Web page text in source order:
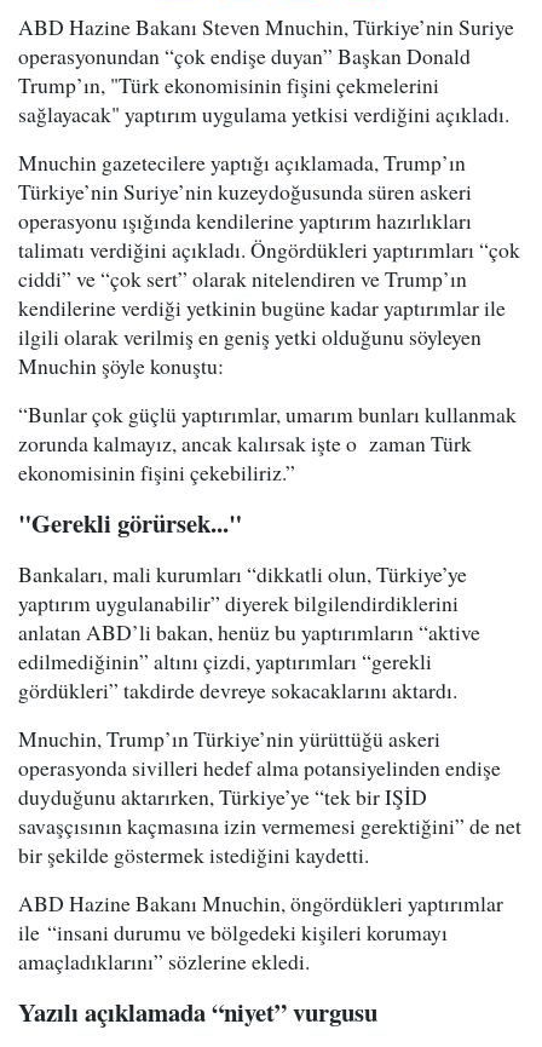
ABD Hazine Bakanı Steven Mnuchin, Türkiye’nin Suriye
operasyonundan “çok endişe duyan” Başkan Donald
Trump’ın, "Türk ekonomisinin fişini çekmelerini
sağlayacak" yaptırım uygulama yetkisi verdiğini açıkladı.
Mnuchin gazetecilere yaptığı açıklamada, Trump’ın
Türkiye’nin Suriye’nin kuzeydoğusunda süren askeri
operasyonu ışığında kendilerine yaptırım hazırlıkları
talimatı verdiğini açıkladı. Öngördükleri yaptırımları “çok
ciddi” ve “çok sert” olarak nitelendiren ve Trump’ın
kendilerine verdiği yetkinin bugüne kadar yaptırımlar ile
ilgili olarak verilmiş en geniş yetki olduğunu söyleyen
Mnuchin şöyle konuştu:
“Bunlar çok güçlü yaptırımlar, umarım bunları kullanmak
zorunda kalmayız, ancak kalırsak işte o zaman Türk
ekonomisinin fişini çekebiliriz.”
"Gerekli görürsek..."
Bankaları, mali kurumları “dikkatli olun, Türkiye’ye
yaptırım uygulanabilir” diyerek bilgilendirdiklerini
anlatan ABD’li bakan, henüz bu yaptırımların “aktive
edilmediğinin” altını çizdi, yaptırımları “gerekli
gördükleri” takdirde devreye sokacaklarını aktardı.
Mnuchin, Trump’ın Türkiye’nin yürüttüğü askeri
operasyonda sivilleri hedef alma potansiyelinden endişe
duyduğunu aktarırken, Türkiye’ye “tek bir IŞİD
savaşçısının kaçmasına izin vermemesi gerektiğini” de net
bir şekilde göstermek istediğini kaydetti.
ABD Hazine Bakanı Mnuchin, öngördükleri yaptırımlar
ile “insani durumu ve bölgedeki kişileri korumayı
amaçladıklarını” sözlerine ekledi.
Yazılı açıklamada “niyet” vurgusu